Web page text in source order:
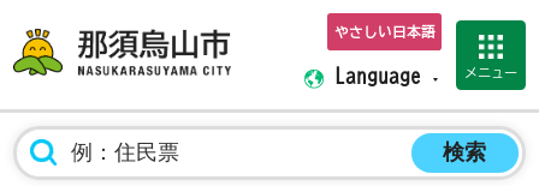
那須烏山市ホーム
やさしい日本語
Language メニュー